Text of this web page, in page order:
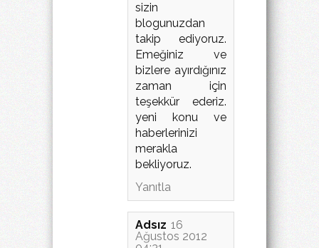
sizin
blogunuzdan
takip ediyoruz.
Emeğiniz ve
bizlere ayırdığınız
zaman için
teşekkür ederiz.
yeni konu ve
haberlerinizi
merakla
bekliyoruz.
Yanıtla
Adsız 16
Ağustos 2012